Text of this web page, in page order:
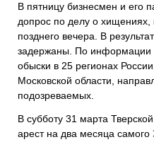
В пятницу бизнесмен и его
допрос по делу о хищениях,
позднего вечера. В
задержаны. По
обыски в 25 регионах
Московской области,
подозреваемых.
В субботу 31 марта
арест на два месяца